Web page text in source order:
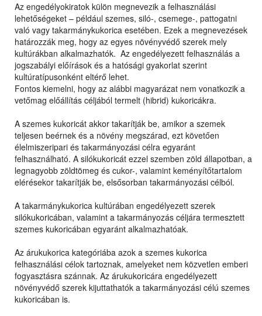
Az engedélyokiratok külön megnevezik a felhasználási
lehetőségeket – például szemes, siló-, csemege-, pattogatni
való vagy takarmánykukorica esetében. Ezek a megnevezések
határozzák meg, hogy az egyes növényvédő szerek mely
kultúrákban alkalmazhatók. Az engedélyezett felhasználás a
jogszabályi előírások és a hatósági gyakorlat szerint
kultúratípusonként eltérő lehet.
Fontos kiemelni, hogy az alábbi magyarázat nem vonatkozik a
vetőmag előállítás céljából termelt (hibrid) kukoricákra.
A szemes kukoricát akkor takarítják be, amikor a szemek
teljesen beérnek és a növény megszárad, ezt követően
élelmiszeripari és takarmányozási célra egyaránt
felhasználható. A silókukoricát ezzel szemben zöld állapotban, a
legnagyobb zöldtömeg és cukor-, valamint keményítőtartalom
elérésekor takarítják be, elsősorban takarmányozási célból.
A takarmánykukorica kultúrában engedélyezett szerek
silókukoricában, valamint a takarmányozás céljára termesztett
szemes kukoricában egyaránt alkalmazhatóak.
Az árukukorica kategóriába azok a szemes kukorica
felhasználási célok tartoznak, amelyeket nem közvetlen emberi
fogyasztásra szánnak. Az árukukoricára engedélyezett
növényvédő szerek kijuttathatók a takarmányozási célú szemes
kukoricában is.